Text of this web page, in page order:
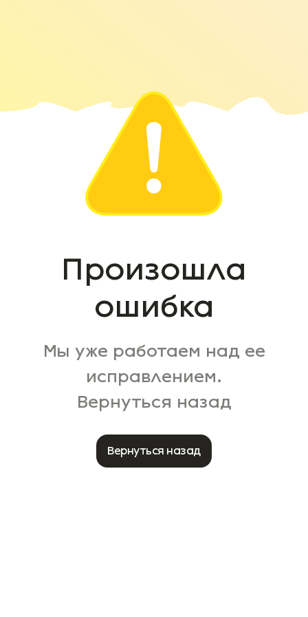
Произошла
ошибка
Мы уже работаем над ее
исправлением.
Вернуться назад
Вернуться назад